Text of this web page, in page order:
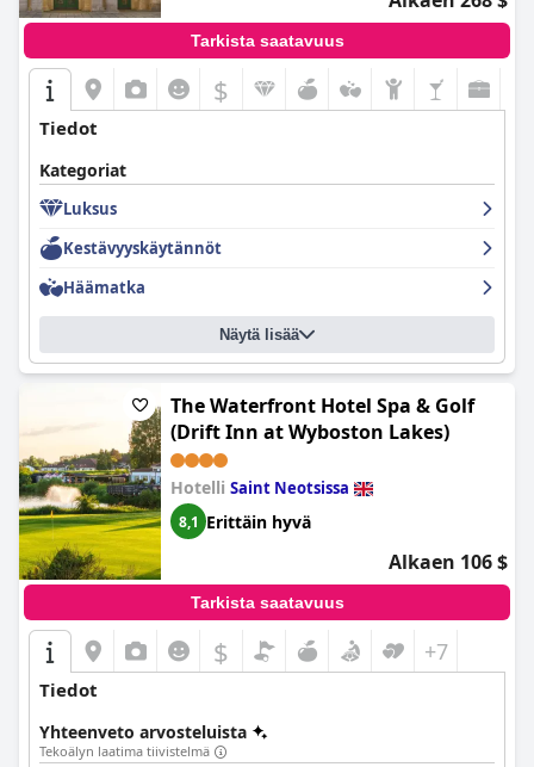
Tarkista saatavuus
$
Tiedot
Kategoriat
Luksus
Kestävyyskäytännöt
Häämatka
Näytä lisää
The Waterfront Hotel Spa & Golf
(Drift Inn at Wyboston Lakes)
Hotelli Saint Neotsissa
8,1 Erittäin hyvä
Alkaen 106 $
Tarkista saatavuus
$ +7
Tiedot
Yhteenveto arvosteluista
Tekoälyn laatima tiivistelmä